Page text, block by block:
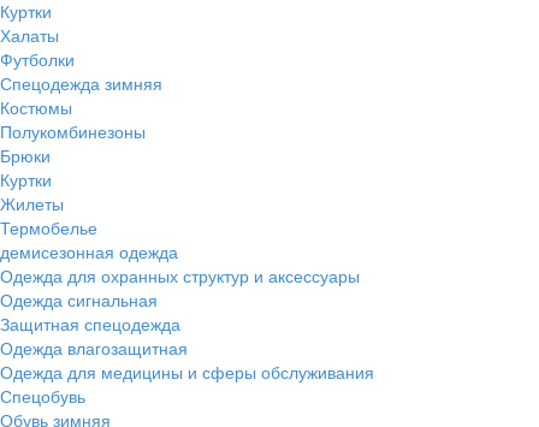
Куртки
Халаты
Футболки
Спецодежда зимняя
Костюмы
Полукомбинезоны
Брюки
Куртки
Жилеты
Термобелье
демисезонная одежда
Одежда для охранных структур и аксессуары
Одежда сигнальная
Защитная спецодежда
Одежда влагозащитная
Одежда для медицины и сферы обслуживания
Спецобувь
Обувь зимняя